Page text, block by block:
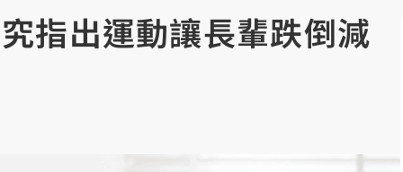
指出運動讓長輩跌倒減